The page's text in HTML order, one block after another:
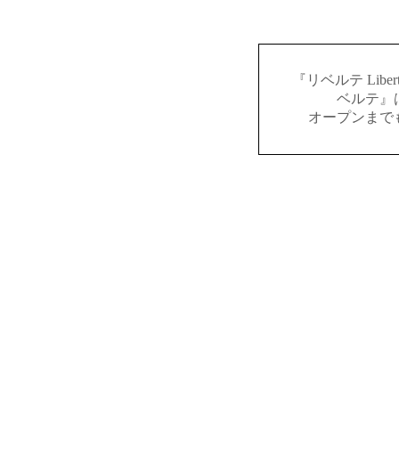
『リベルテ
ベルテ』
オープンまで